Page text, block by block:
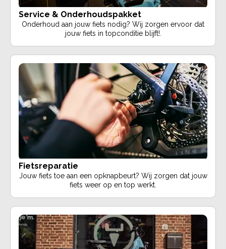
Service & Onderhoudspakket
Onderhoud aan jouw fiets nodig? Wij zorgen ervoor dat
jouw fiets in topconditie blijft!.
Fietsreparatie
Jouw fiets toe aan een opknapbeurt? Wij zorgen dat jouw
fiets weer op en top werkt.